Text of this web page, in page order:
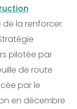
la renforcer.
pilotée par
de route
par le
en décembre